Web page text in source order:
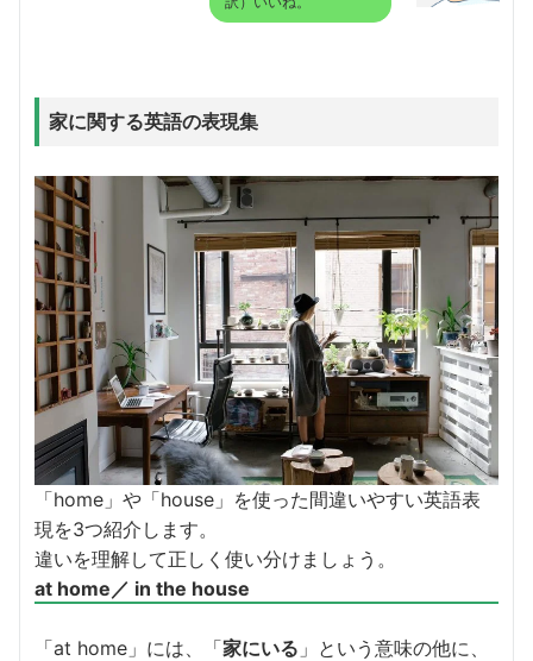
家に関する英語の表現集
「home」や「house」を使った間違いやすい英語表
現を3つ紹介します。
違いを理解して正しく使い分けましょう。
at home／ in the house
「at home」には、「家にいる 」という意味の他に、